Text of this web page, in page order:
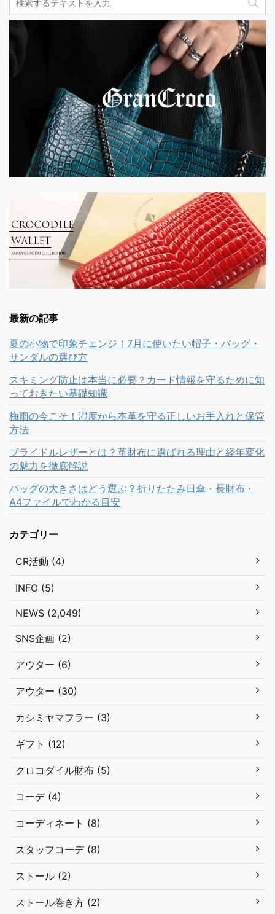
最新の記事
夏の小物で印象チェンジ！7月に使いたい帽子・バッグ・
サンダルの選び方
スキミング防止は本当に必要？カード情報を守るために知
っておきたい基礎知識
梅雨の今こそ！湿度から本革を守る正しいお手入れと保管
方法
ブライドルレザーとは？革財布に選ばれる理由と経年変化
の魅力を徹底解説
バッグの大きさはどう選ぶ？折りたたみ日傘・長財布・
A4ファイルでわかる目安
カテゴリー
CR活動 (4)
INFO (5)
NEWS (2,049)
SNS企画 (2)
アウター (6)
アウター (30)
カシミヤマフラー (3)
ギフト (12)
クロコダイル財布 (5)
コーデ (4)
コーディネート (8)
スタッフコーデ (8)
ストール (2)
ストール巻き方 (2)